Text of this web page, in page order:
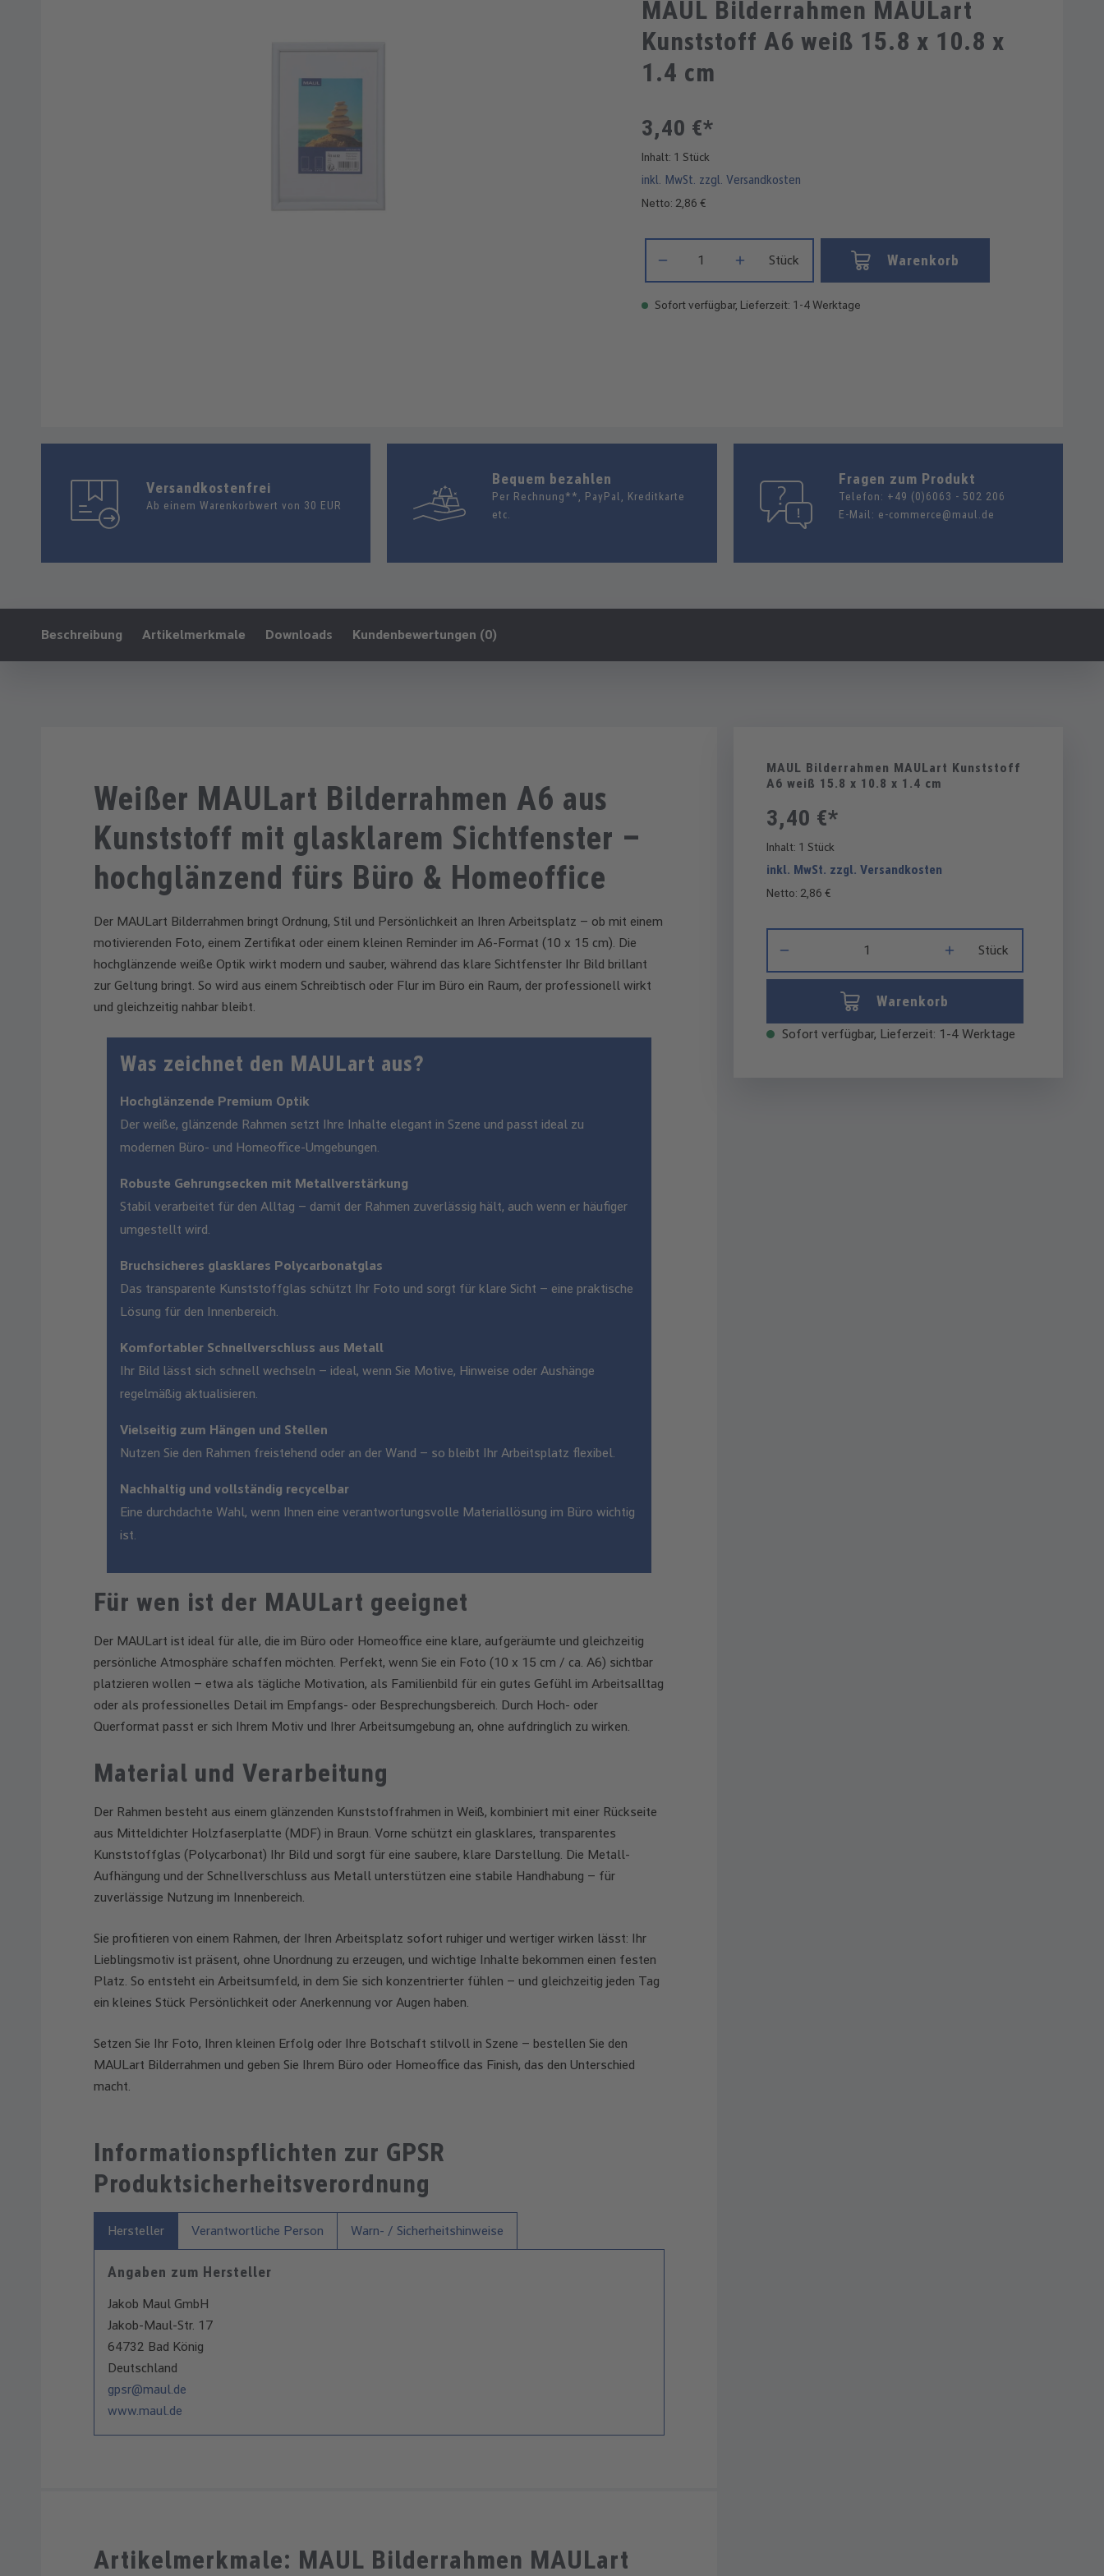
MAUL Bilderrahmen MAULart
Kunststoff A6 weiß 15.8 x 10.8 x
1.4 cm
3,40 €*
Inhalt: 1 Stück
inkl. MwSt. zzgl. Versandkosten
Netto: 2,86 €
Stück Warenkorb
Sofort verfügbar, Lieferzeit: 1-4 Werktage
Versandkostenfrei
Ab einem Warenkorbwert von 30 EUR
Bequem bezahlen
Per Rechnung**, PayPal, Kreditkarte
etc.
Fragen zum Produkt
Telefon: +49 (0)6063 - 502 206
E-Mail: e-commerce@maul.de
Ankerlink:
Beschreibung Artikelmerkmale Downloads Kundenbewertungen (0)
Weißer MAULart Bilderrahmen A6 aus
Kunststoff mit glasklarem Sichtfenster –
hochglänzend fürs Büro & Homeoffice
Der MAULart Bilderrahmen bringt Ordnung, Stil und Persönlichkeit an Ihren Arbeitsplatz – ob mit einem
motivierenden Foto, einem Zertifikat oder einem kleinen Reminder im A6-Format (10 x 15 cm). Die
hochglänzende weiße Optik wirkt modern und sauber, während das klare Sichtfenster Ihr Bild brillant
zur Geltung bringt. So wird aus einem Schreibtisch oder Flur im Büro ein Raum, der professionell wirkt
und gleichzeitig nahbar bleibt.
Was zeichnet den MAULart aus?
Hochglänzende Premium Optik
Der weiße, glänzende Rahmen setzt Ihre Inhalte elegant in Szene und passt ideal zu
modernen Büro- und Homeoffice-Umgebungen.
Robuste Gehrungsecken mit Metallverstärkung
Stabil verarbeitet für den Alltag – damit der Rahmen zuverlässig hält, auch wenn er häufiger
umgestellt wird.
Bruchsicheres glasklares Polycarbonatglas
Das transparente Kunststoffglas schützt Ihr Foto und sorgt für klare Sicht – eine praktische
Lösung für den Innenbereich.
Komfortabler Schnellverschluss aus Metall
Ihr Bild lässt sich schnell wechseln – ideal, wenn Sie Motive, Hinweise oder Aushänge
regelmäßig aktualisieren.
Vielseitig zum Hängen und Stellen
Nutzen Sie den Rahmen freistehend oder an der Wand – so bleibt Ihr Arbeitsplatz flexibel.
Nachhaltig und vollständig recycelbar
Eine durchdachte Wahl, wenn Ihnen eine verantwortungsvolle Materiallösung im Büro wichtig
ist.
Für wen ist der MAULart geeignet
Der MAULart ist ideal für alle, die im Büro oder Homeoffice eine klare, aufgeräumte und gleichzeitig
persönliche Atmosphäre schaffen möchten. Perfekt, wenn Sie ein Foto (10 x 15 cm / ca. A6) sichtbar
platzieren wollen – etwa als tägliche Motivation, als Familienbild für ein gutes Gefühl im Arbeitsalltag
oder als professionelles Detail im Empfangs- oder Besprechungsbereich. Durch Hoch- oder
Querformat passt er sich Ihrem Motiv und Ihrer Arbeitsumgebung an, ohne aufdringlich zu wirken.
Material und Verarbeitung
Der Rahmen besteht aus einem glänzenden Kunststoffrahmen in Weiß, kombiniert mit einer Rückseite
aus Mitteldichter Holzfaserplatte (MDF) in Braun. Vorne schützt ein glasklares, transparentes
Kunststoffglas (Polycarbonat) Ihr Bild und sorgt für eine saubere, klare Darstellung. Die Metall-
Aufhängung und der Schnellverschluss aus Metall unterstützen eine stabile Handhabung – für
zuverlässige Nutzung im Innenbereich.
Sie profitieren von einem Rahmen, der Ihren Arbeitsplatz sofort ruhiger und wertiger wirken lässt: Ihr
Lieblingsmotiv ist präsent, ohne Unordnung zu erzeugen, und wichtige Inhalte bekommen einen festen
Platz. So entsteht ein Arbeitsumfeld, in dem Sie sich konzentrierter fühlen – und gleichzeitig jeden Tag
ein kleines Stück Persönlichkeit oder Anerkennung vor Augen haben.
Setzen Sie Ihr Foto, Ihren kleinen Erfolg oder Ihre Botschaft stilvoll in Szene – bestellen Sie den
MAULart Bilderrahmen und geben Sie Ihrem Büro oder Homeoffice das Finish, das den Unterschied
macht.
Informationspflichten zur GPSR
Produktsicherheitsverordnung
Hersteller Verantwortliche Person Warn- / Sicherheitshinweise
Angaben zum Hersteller
Jakob Maul GmbH
Jakob-Maul-Str. 17
64732 Bad König
Deutschland
gpsr@maul.de
www.maul.de
Artikelmerkmale: MAUL Bilderrahmen MAULart
MAUL Bilderrahmen MAULart Kunststoff
A6 weiß 15.8 x 10.8 x 1.4 cm
3,40 €*
Inhalt: 1 Stück
inkl. MwSt. zzgl. Versandkosten
Netto: 2,86 €
Stück
Warenkorb
Sofort verfügbar, Lieferzeit: 1-4 Werktage